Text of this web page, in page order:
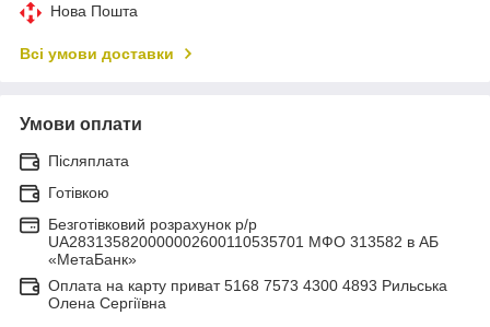
Нова Пошта
Всі умови доставки
Умови оплати
Післяплата
Готівкою
Безготівковий розрахунок р/р
UA283135820000002600110535701 МФО 313582 в АБ
«МетаБанк»
Оплата на карту приват 5168 7573 4300 4893 Рильська
Олена Сергіївна